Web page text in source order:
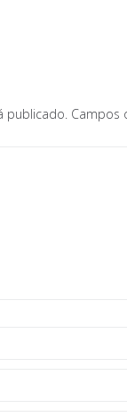
publicado. Campos